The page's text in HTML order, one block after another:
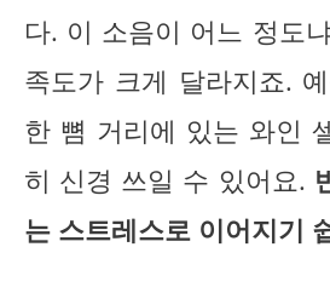
다. 이 소음이 어느 정도
족도가 크게 달라지죠.
한 뼘 거리에 있는 와인
히 신경 쓰일 수 있어요.
는 스트레스로 이어지기